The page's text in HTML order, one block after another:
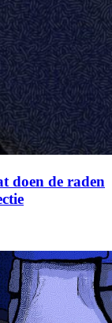
doen de raden